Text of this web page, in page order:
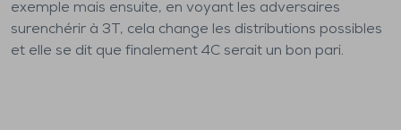
exemple mais ensuite, en voyant les adversaires
surenchérir à 3T, cela change les distributions possibles
et elle se dit que finalement 4C serait un bon pari.